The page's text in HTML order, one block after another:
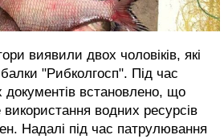
виявили двох чоловіків, які
"Рибколгосп". Під час
документів встановлено, що
використання водних ресурсів
Надалі під час патрулювання